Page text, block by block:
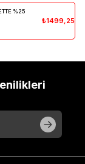
%25
₺1499,25